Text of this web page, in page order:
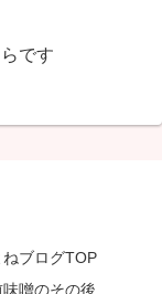
です
ねブログTOP
噌のその後